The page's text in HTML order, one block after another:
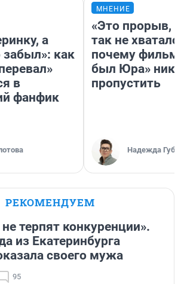
а
забыл»: как
в
фанфик
МНЕНИЕ
«Это прорыв,
так не
почему фильм
был Юра»
пропустить
Надежда
РЕКОМЕНДУЕМ
терпят конкуренции».
из Екатеринбурга
своего мужа
95